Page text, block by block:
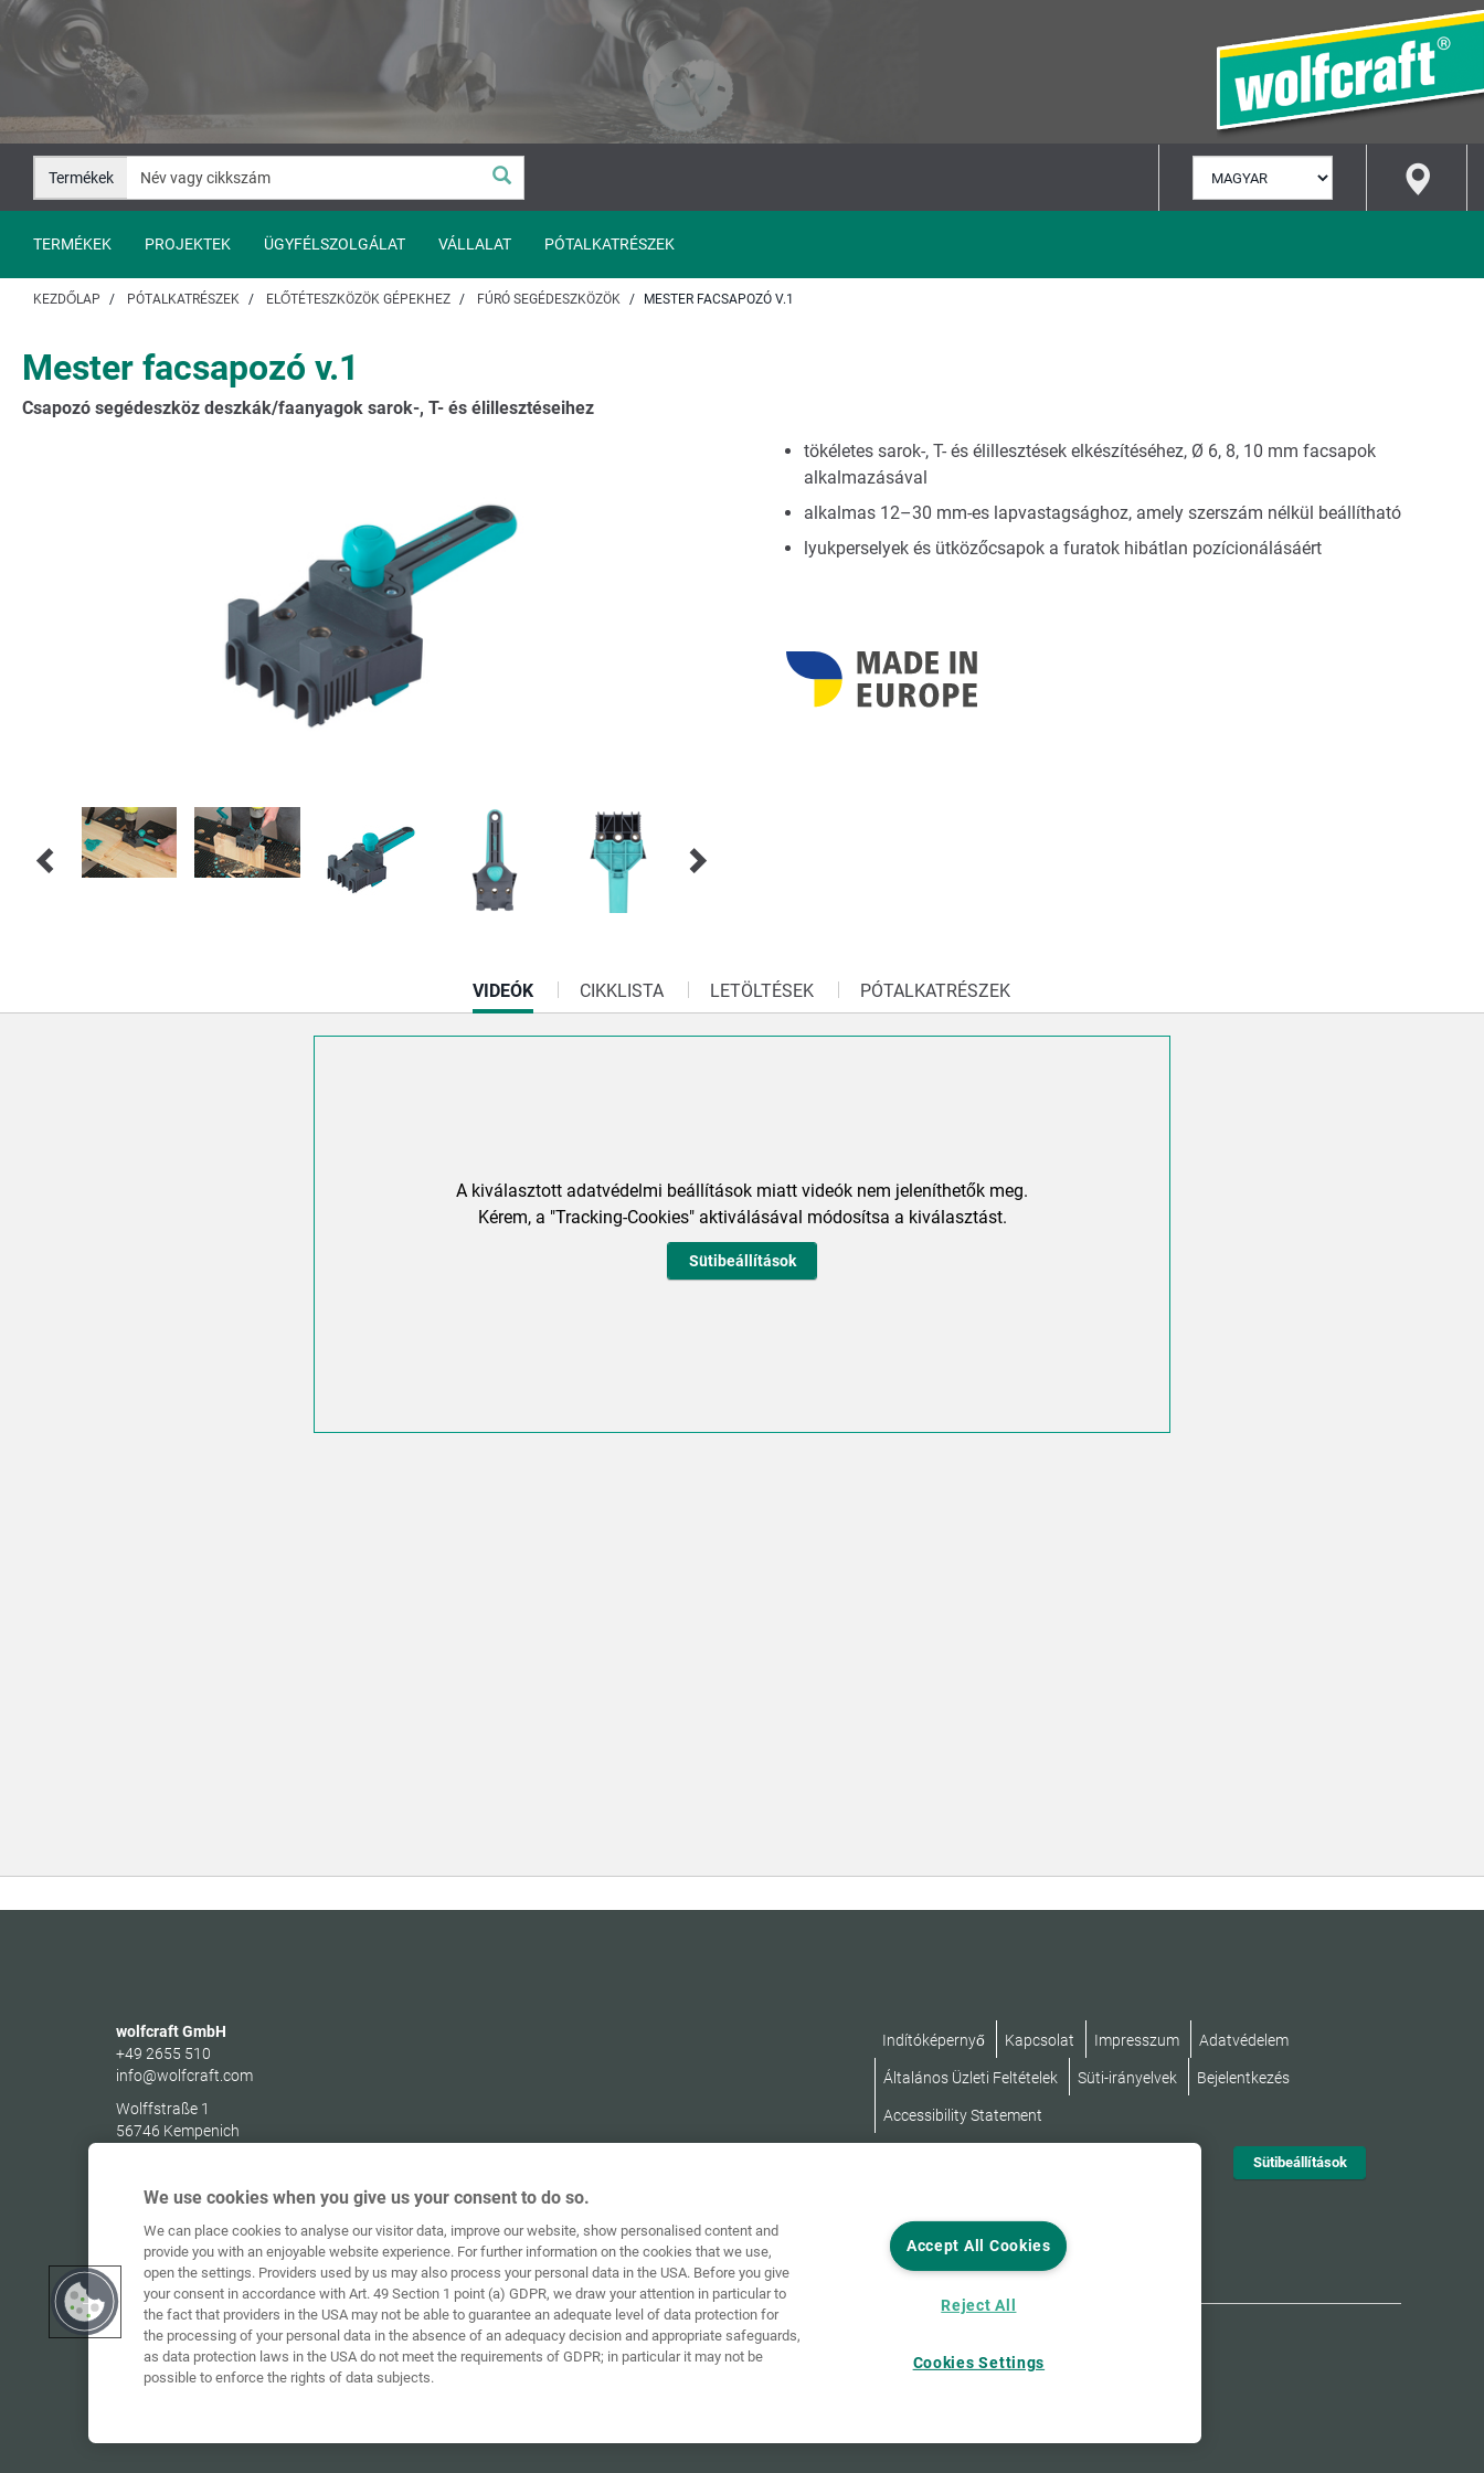
Ugrás
tartalomhoz
Ugrás
navigációhoz
Termékek
KIVÁLASZTÁSA
TERMÉKEK PROJEKTEK ÜGYFÉLSZOLGÁLAT VÁLLALAT PÓTALKATRÉSZEK
KEZDŐLAP PÓTALKATRÉSZEK ELŐTÉTESZKÖZÖK GÉPEKHEZ FÚRÓ SEGÉDESZKÖZÖK MESTER FACSAPOZÓ V.1
Mester facsapozó v.1
Csapozó segédeszköz deszkák/faanyagok sarok-, T- és élillesztéseihez
tökéletes sarok-, T- és élillesztések elkészítéséhez, Ø 6, 8, 10 mm facsapok
alkalmazásával
alkalmas 12–30 mm-es lapvastagsághoz, amely szerszám nélkül beállítható
lyukperselyek és ütközőcsapok a furatok hibátlan pozícionálásáért
CURRENT
TAB:
VIDEÓK CIKKLISTA LETÖLTÉSEK PÓTALKATRÉSZEK
A kiválasztott adatvédelmi beállítások miatt videók nem jeleníthetők meg.
Kérem, a "Tracking-Cookies" aktiválásával módosítsa a kiválasztást.
Sütibeállítások
wolfcraft GmbH
+49 2655 510
info@wolfcraft.com
Wolffstraße 1
56746 Kempenich
Indítóképernyő Kapcsolat Impresszum Adatvédelem
Általános Üzleti Feltételek Süti-irányelvek Bejelentkezés
Accessibility Statement
Sütibeállítások
We use cookies when you give us your consent to do so.
We can place cookies to analyse our visitor data, improve our website, show personalised content and
provide you with an enjoyable website experience. For further information on the cookies that we use,
open the settings. Providers used by us may also process your personal data in the USA. Before you give
your consent in accordance with Art. 49 Section 1 point (a) GDPR, we draw your attention in particular to
the fact that providers in the USA may not be able to guarantee an adequate level of data protection for
the processing of your personal data in the absence of an adequacy decision and appropriate safeguards,
as data protection laws in the USA do not meet the requirements of GDPR; in particular it may not be
possible to enforce the rights of data subjects.
Accept All Cookies
Reject All
Cookies Settings